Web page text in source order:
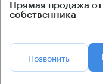
Прямая продажа от
собственника
Позвонить